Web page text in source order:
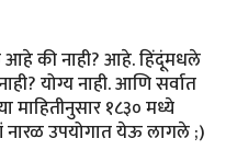
आहे की नाही? आहे. हिंदूंमधले
योग्य नाही. आणि सर्वात
१८३० मध्ये
नारळ उपयोगात येऊ लागले ;)